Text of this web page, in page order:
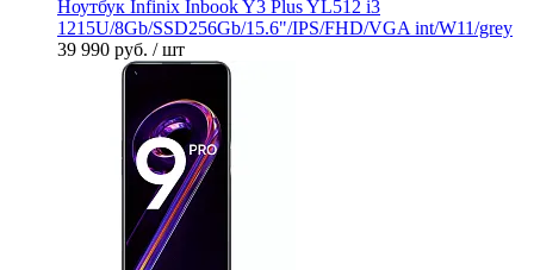
Ноутбук Infinix Inbook Y3 Plus YL512 i3
1215U/8Gb/SSD256Gb/15.6"/IPS/FHD/VGA int/W11/grey
39 990 руб. / шт